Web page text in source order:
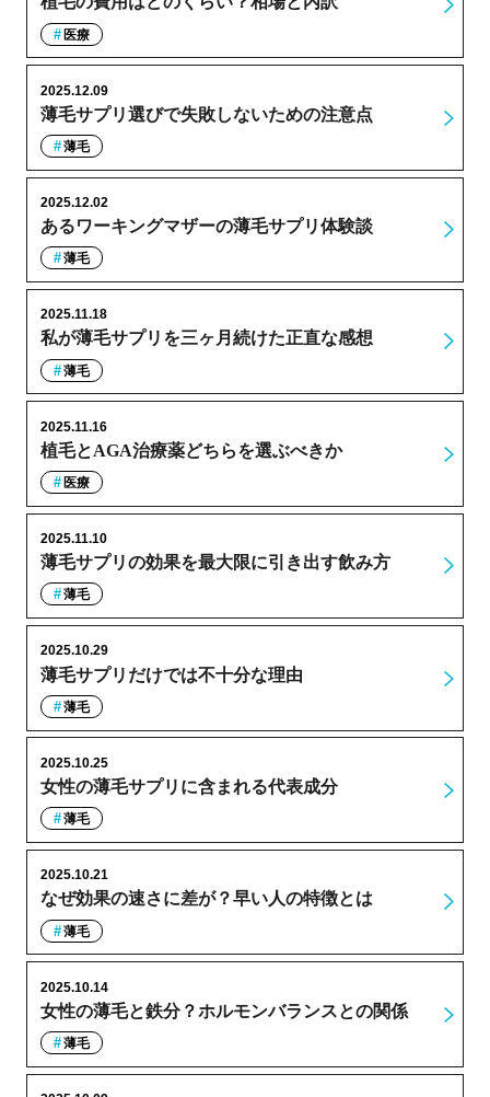
医療
薄毛サプリ選びで失敗しないための注意点
2025.12.09
薄毛
あるワーキングマザーの薄毛サプリ体験談
2025.12.02
薄毛
私が薄毛サプリを三ヶ月続けた正直な感想
2025.11.18
薄毛
植毛とAGA治療薬どちらを選ぶべきか
2025.11.16
医療
薄毛サプリの効果を最大限に引き出す飲み方
2025.11.10
薄毛
薄毛サプリだけでは不十分な理由
2025.10.29
薄毛
女性の薄毛サプリに含まれる代表成分
2025.10.25
薄毛
なぜ効果の速さに差が？早い人の特徴とは
2025.10.21
薄毛
女性の薄毛と鉄分？ホルモンバランスとの関係
2025.10.14
薄毛